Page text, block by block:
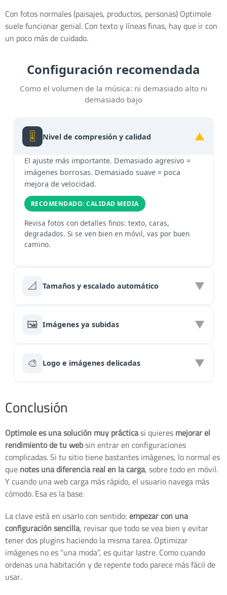
Con fotos normales (paisajes, productos, personas) Optimole
suele funcionar genial. Con texto y líneas finas, hay que ir con
un poco más de cuidado.
Configuración recomendada
Como el volumen de la música: ni demasiado alto ni
demasiado bajo
🎚️ Nivel de compresión y calidad ▼
El ajuste más importante. Demasiado agresivo =
imágenes borrosas. Demasiado suave = poca
mejora de velocidad.
RECOMENDADO: CALIDAD MEDIA
Revisa fotos con detalles finos: texto, caras,
degradados. Si se ven bien en móvil, vas por buen
camino.
📐 Tamaños y escalado automático ▼
dispositivo. Un móvil no necesita una imagen de 2000px.
Es como servir café en la taza adecuada: nadie necesita un
🖼️ Imágenes ya subidas ▼
subir nada. Revisa home, galerías y entradas antiguas
🎨 Logo e imágenes delicadas ▼
Fotos normales (paisajes, productos) = optimización
perfecta. Texto y líneas finas = cuidado especial.
Conclusión
Optimole es una solución muy prácticasi quieresmejorar el
rendimiento de tu websin entrar en configuraciones
complicadas. Si tu sitio tiene bastantes imágenes, lo normal es
quenotes una diferencia real en la carga, sobre todo en móvil.
Y cuando una web carga más rápido, el usuario navega más
cómodo. Esa es la base.
La clave está en usarlo con sentido:empezar con una
configuración sencilla, revisar que todo se vea bien y evitar
tener dos plugins haciendo la misma tarea. Optimizar
imágenes no es “una moda”, es quitar lastre. Como cuando
ordenas una habitación y de repente todo parece más fácil de
usar.